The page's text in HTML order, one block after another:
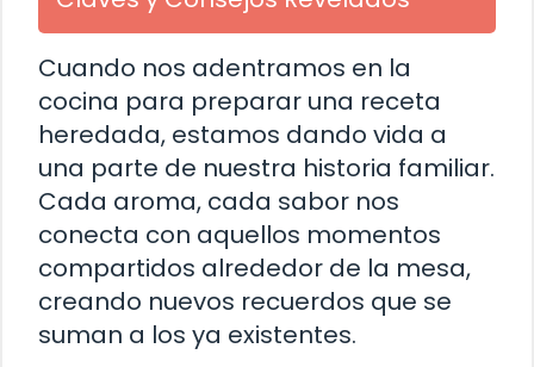
Cuando nos adentramos en la
cocina para preparar una receta
heredada, estamos dando vida a
una parte de nuestra historia familiar.
Cada aroma, cada sabor nos
conecta con aquellos momentos
compartidos alrededor de la mesa,
creando nuevos recuerdos que se
suman a los ya existentes.